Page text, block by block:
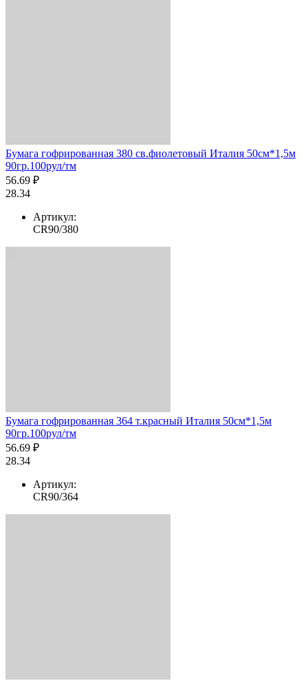
Бумага гофрированная 380 св.фиолетовый Италия 50см*1,5м
90гр.100рул/тм
56.69 ₽
28.34
Артикул:
CR90/380
Бумага гофрированная 364 т.красный Италия 50см*1,5м
90гр.100рул/тм
56.69 ₽
28.34
Артикул:
CR90/364